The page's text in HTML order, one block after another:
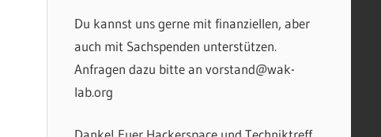
Du kannst uns gerne mit finanziellen, aber
auch mit Sachspenden unterstützen.
Anfragen dazu bitte an vorstand@wak-
lab.org